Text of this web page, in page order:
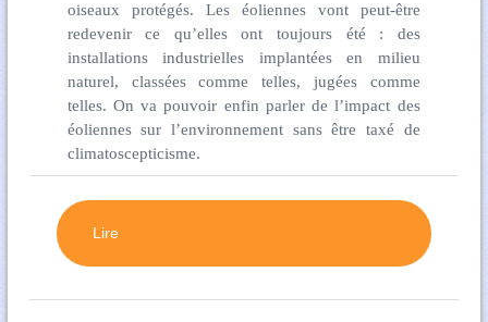
oiseaux protégés. Les éoliennes vont peut-être
redevenir ce qu’elles ont toujours été : des
installations industrielles implantées en milieu
naturel, classées comme telles, jugées comme
telles. On va pouvoir enfin parler de l’impact des
éoliennes sur l’environnement sans être taxé de
climatoscepticisme.
Lire